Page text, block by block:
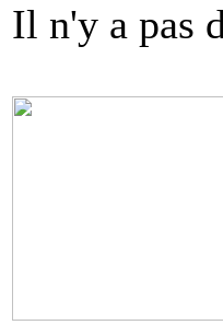
Il n'y a pas